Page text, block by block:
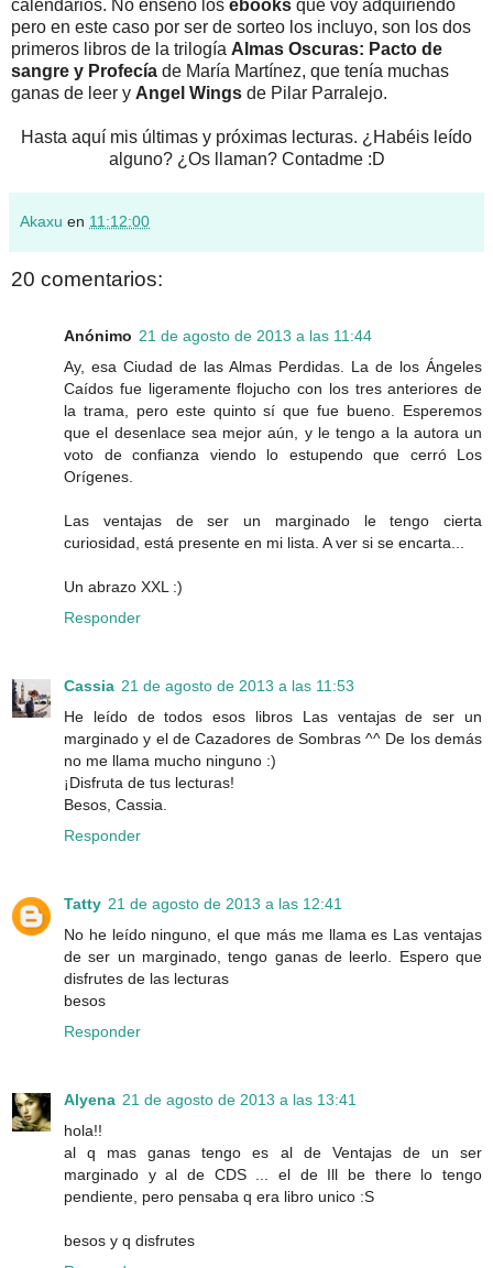
calendarios. No enseño los ebooks que voy adquiriendo
pero en este caso por ser de sorteo los incluyo, son los dos
primeros libros de la trilogía Almas Oscuras: Pacto de
sangre y Profecía de María Martínez, que tenía muchas
ganas de leer y Angel Wings de Pilar Parralejo.
Hasta aquí mis últimas y próximas lecturas. ¿Habéis leído
alguno? ¿Os llaman? Contadme :D
Akaxu en 11:12:00
20 comentarios:
Anónimo 21 de agosto de 2013 a las 11:44
Ay, esa Ciudad de las Almas Perdidas. La de los Ángeles
Caídos fue ligeramente flojucho con los tres anteriores de
la trama, pero este quinto sí que fue bueno. Esperemos
que el desenlace sea mejor aún, y le tengo a la autora un
voto de confianza viendo lo estupendo que cerró Los
Orígenes.
Las ventajas de ser un marginado le tengo cierta
curiosidad, está presente en mi lista. A ver si se encarta...
Un abrazo XXL :)
Responder
Cassia 21 de agosto de 2013 a las 11:53
He leído de todos esos libros Las ventajas de ser un
marginado y el de Cazadores de Sombras ^^ De los demás
no me llama mucho ninguno :)
¡Disfruta de tus lecturas!
Besos, Cassia.
Responder
Tatty 21 de agosto de 2013 a las 12:41
No he leído ninguno, el que más me llama es Las ventajas
de ser un marginado, tengo ganas de leerlo. Espero que
disfrutes de las lecturas
besos
Responder
Alyena 21 de agosto de 2013 a las 13:41
hola!!
al q mas ganas tengo es al de Ventajas de un ser
marginado y al de CDS ... el de Ill be there lo tengo
pendiente, pero pensaba q era libro unico :S
besos y q disfrutes